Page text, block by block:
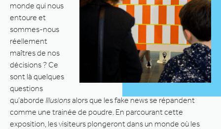
monde qui nous
entoure et
sommes-nous
réellement
maîtres de nos
décisions ? Ce
sont là quelques
questions
qu’aborde Illusionsalors que les fake news se répandent
comme une trainée de poudre. En parcourant cette
exposition, les visiteurs plongeront dans un monde où les